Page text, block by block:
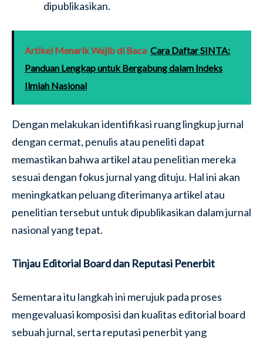
dipublikasikan.
Artikel Menarik Wajib di Baca Cara Daftar SINTA:
Panduan Lengkap untuk Bergabung dalam Indeks
Ilmiah Nasional
Dengan melakukan identifikasi ruang lingkup jurnal
dengan cermat, penulis atau peneliti dapat
memastikan bahwa artikel atau penelitian mereka
sesuai dengan fokus jurnal yang dituju. Hal ini akan
meningkatkan peluang diterimanya artikel atau
penelitian tersebut untuk dipublikasikan dalam jurnal
nasional yang tepat.
Tinjau Editorial Board dan Reputasi Penerbit
Sementara itu langkah ini merujuk pada proses
mengevaluasi komposisi dan kualitas editorial board
sebuah jurnal, serta reputasi penerbit yang